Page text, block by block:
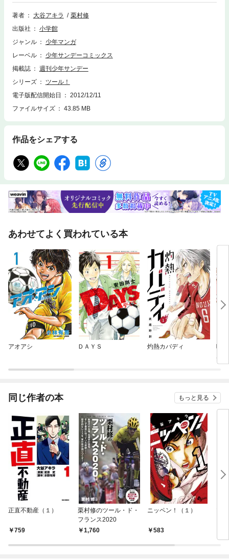
3ステージ。後半に険しい上りと下りの繰り返しが待ち構えている過激な
設定のこのステージで、先手を打ち仕掛けてきたのは総合首位のジル・オ
上りへと突入する！！
著者 大谷アキラ
栗村修
出版社
小学館
ジャンル
少年マンガ
レーベル
少年サンデーコミックス
掲載誌
週刊少年サンデー
シリーズ
ツール！
電子版配信開始日
2012/12/11
ファイルサイズ
43.85 MB
作品をシェアする
あわせてよく買われている本
アオアシ ＤＡＹＳ 灼熱カバディ
喧
同じ作者の本 もっと見る
正直不動産（１）
759
栗村修のツール・ド・
フランス2020
1,760
ニッペン！（１）
583